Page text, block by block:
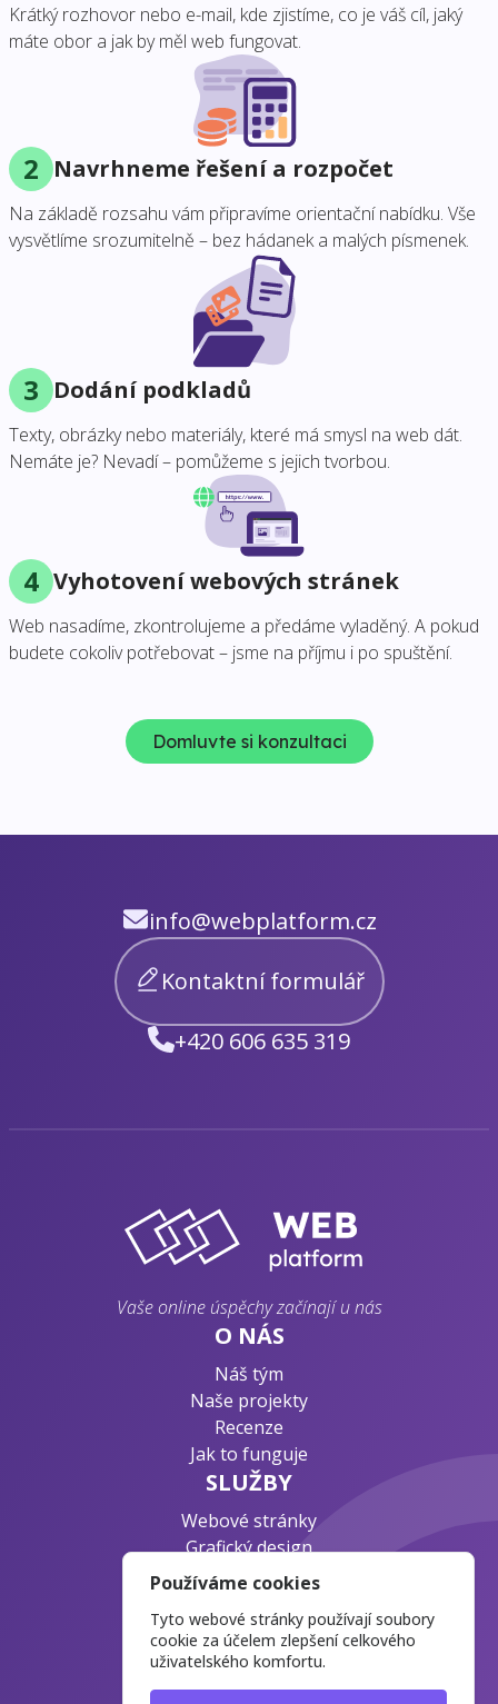
Krátký rozhovor nebo e-mail, kde zjistíme, co je váš cíl, jaký
máte obor a jak by měl web fungovat.
2 Navrhneme řešení a rozpočet
Na základě rozsahu vám připravíme orientační nabídku. Vše
vysvětlíme srozumitelně – bez hádanek a malých písmenek.
3 Dodání podkladů
Texty, obrázky nebo materiály, které má smysl na web dát.
Nemáte je? Nevadí – pomůžeme s jejich tvorbou.
4 Vyhotovení webových stránek
Web nasadíme, zkontrolujeme a předáme vyladěný. A pokud
budete cokoliv potřebovat – jsme na příjmu i po spuštění.
Domluvte si konzultaci
info@webplatform.cz
Kontaktní formulář
+420 606 635 319
Vaše online úspěchy začínají u nás
O NÁS
Náš tým
Naše projekty
Recenze
Jak to funguje
SLUŽBY
Webové stránky
Grafický design
Byznys konzultace
Ochrana osobních údajů
Časté otázky
Blog o webdesignu
Používáme cookies
Tyto webové stránky používají soubory
cookie za účelem zlepšení celkového
uživatelského komfortu.